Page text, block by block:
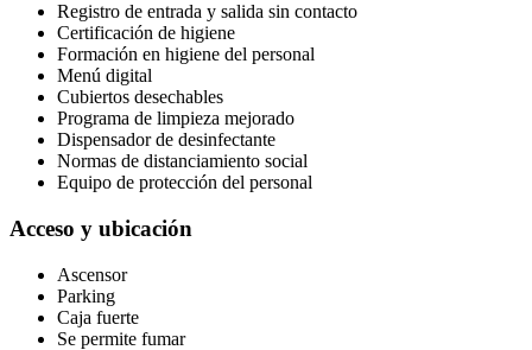
Registro de entrada y salida sin contacto
Certificación de higiene
Formación en higiene del personal
Menú digital
Cubiertos desechables
Programa de limpieza mejorado
Dispensador de desinfectante
Normas de distanciamiento social
Equipo de protección del personal
Acceso y ubicación
Ascensor
Parking
Caja fuerte
Se permite fumar